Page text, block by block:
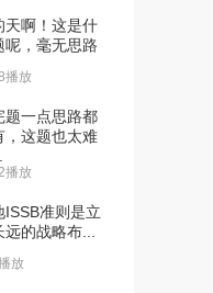
天啊！这是什
呢，毫无思路
播放
题一点思路都
，这题也太难
播放
ISSB准则是立
远的战略布...
放